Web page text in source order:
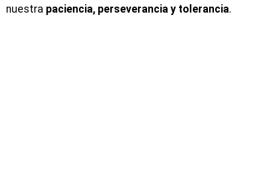
nuestra paciencia, perseverancia y tolerancia.